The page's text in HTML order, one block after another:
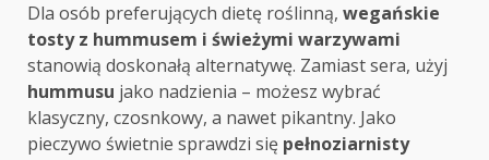
Dla osób preferujących dietę roślinną, wegańskie
tosty z hummusem i świeżymi warzywami
stanowią doskonałą alternatywę. Zamiast sera, użyj
hummusu jako nadzienia – możesz wybrać
klasyczny, czosnkowy, a nawet pikantny. Jako
pieczywo świetnie sprawdzi się pełnoziarnisty